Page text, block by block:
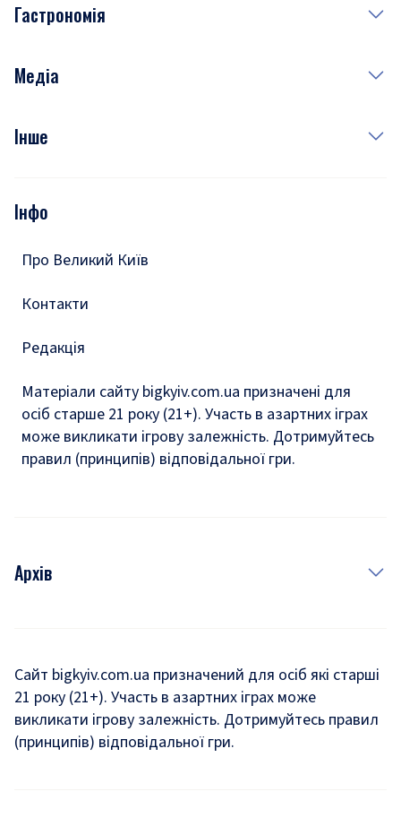
Субота
Краса
Гастрономія
Рецепти
Медіа
Фото
Подкасти
Інше
Тести
Інфо
Про Великий Київ
Контакти
Редакція
Матеріали сайту bigkyiv.com.ua призначені для
осіб старше 21 року (21+). Участь в азартних іграх
може викликати ігрову залежність. Дотримуйтесь
правил (принципів) відповідальної гри.
Архів
Комуналка
Хроніки війни
Сайт bigkyiv.com.ua призначений для осіб які старші
21 року (21+). Участь в азартних іграх може
викликати ігрову залежність. Дотримуйтесь правил
(принципів) відповідальної гри.